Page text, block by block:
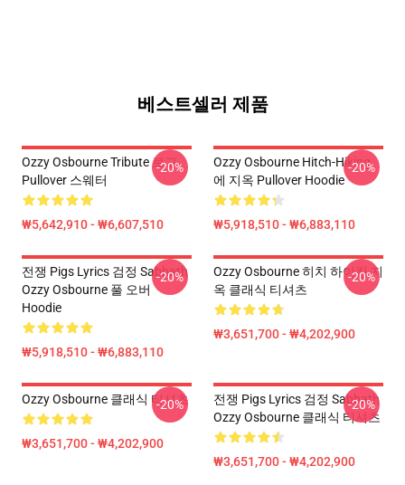
베스트셀러 제품
Ozzy Osbourne Tribute 로고
Pullover 스웨터
₩5,642,910 - ₩6,607,510
-20%
Ozzy Osbourne Hitch-Hiking
에 지옥 Pullover Hoodie
₩5,918,510 - ₩6,883,110
-20%
전쟁 Pigs Lyrics 검정 Sabbath
Ozzy Osbourne 풀 오버
Hoodie
₩5,918,510 - ₩6,883,110
-20%
Ozzy Osbourne 히치 하이킹 지
옥 클래식 티셔츠
₩3,651,700 - ₩4,202,900
-20%
Ozzy Osbourne 클래식 티셔츠
₩3,651,700 - ₩4,202,900
-20%
전쟁 Pigs Lyrics 검정 Sabbath
Ozzy Osbourne 클래식 티셔츠
₩3,651,700 - ₩4,202,900
-20%